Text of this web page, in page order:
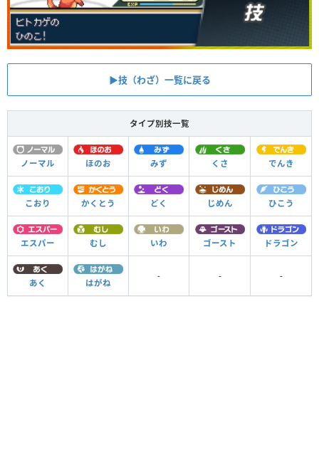
▶︎技（わざ）一覧に戻る
タイプ別技一覧
ノーマル ほのお みず くさ でんき
こおり かくとう どく じめん ひこう
エスパー むし いわ ゴースト ドラゴン
あく はがね
- - -